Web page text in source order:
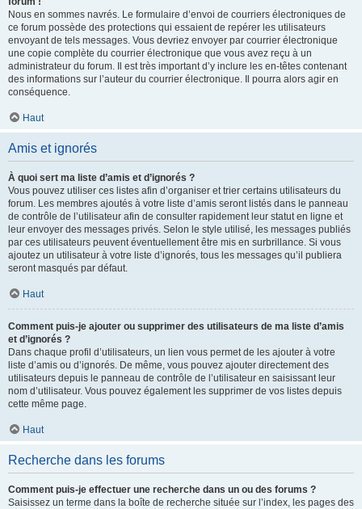
Nous en sommes navrés. Le formulaire d’envoi de courriers électroniques de
ce forum possède des protections qui essaient de repérer les utilisateurs
envoyant de tels messages. Vous devriez envoyer par courrier électronique
une copie complète du courrier électronique que vous avez reçu à un
administrateur du forum. Il est très important d’y inclure les en-têtes contenant
des informations sur l’auteur du courrier électronique. Il pourra alors agir en
conséquence.
Haut
Amis et ignorés
À quoi sert ma liste d’amis et d’ignorés ?
Vous pouvez utiliser ces listes afin d’organiser et trier certains utilisateurs du
forum. Les membres ajoutés à votre liste d’amis seront listés dans le panneau
de contrôle de l’utilisateur afin de consulter rapidement leur statut en ligne et
leur envoyer des messages privés. Selon le style utilisé, les messages publiés
par ces utilisateurs peuvent éventuellement être mis en surbrillance. Si vous
ajoutez un utilisateur à votre liste d’ignorés, tous les messages qu’il publiera
seront masqués par défaut.
Haut
Comment puis-je ajouter ou supprimer des utilisateurs de ma liste d’amis
et d’ignorés ?
Dans chaque profil d’utilisateurs, un lien vous permet de les ajouter à votre
liste d’amis ou d’ignorés. De même, vous pouvez ajouter directement des
utilisateurs depuis le panneau de contrôle de l’utilisateur en saisissant leur
nom d’utilisateur. Vous pouvez également les supprimer de vos listes depuis
cette même page.
Haut
Recherche dans les forums
Comment puis-je effectuer une recherche dans un ou des forums ?
Saisissez un terme dans la boîte de recherche située sur l’index, les pages des